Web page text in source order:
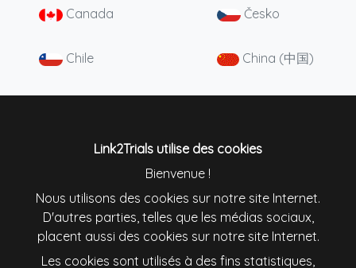
Canada Česko
Chile China (中国)
Deutschland England
España France
Ireland Italiana
Link2Trials utilise des cookies
Bienvenue !
Nous utilisons des cookies sur notre site Internet.
D'autres parties, telles que les médias sociaux,
placent aussi des cookies sur notre site Internet.
Les cookies sont utilisés à des fins statistiques,